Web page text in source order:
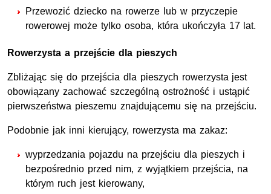
Przewozić dziecko na rowerze lub w przyczepie
rowerowej może tylko osoba, która ukończyła 17 lat.
Rowerzysta a przejście dla pieszych
Zbliżając się do przejścia dla pieszych rowerzysta jest
obowiązany zachować szczególną ostrożność i ustąpić
pierwszeństwa pieszemu znajdującemu się na przejściu.
Podobnie jak inni kierujący, rowerzysta ma zakaz:
wyprzedzania pojazdu na przejściu dla pieszych i
bezpośrednio przed nim, z wyjątkiem przejścia, na
którym ruch jest kierowany,